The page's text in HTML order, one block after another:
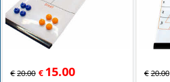
€20.00 € 15.00 €20.00